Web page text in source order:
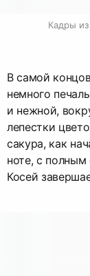
Кадры
В самой
немного
и нежной,
лепестки
сакура, как
ноте, с
Косей